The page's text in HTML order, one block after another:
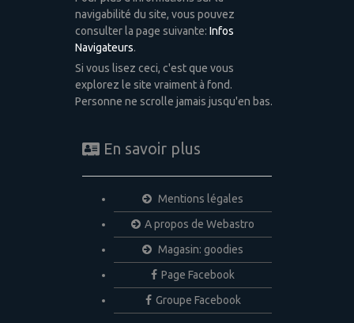
navigabilité du site, vous pouvez
consulter la page suivante: Infos
Navigateurs.
Si vous lisez ceci, c'est que vous
explorez le site vraiment à fond.
Personne ne scrolle jamais jusqu'en bas.
En savoir plus
Mentions légales
A propos de Webastro
Magasin: goodies
Page Facebook
Groupe Facebook